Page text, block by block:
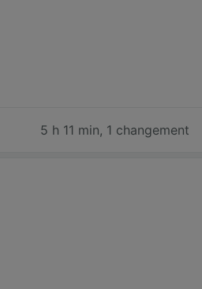
5 h 11 min, 1 changement